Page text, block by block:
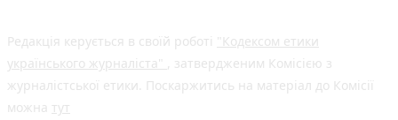
Редакція керується в своїй роботі "Кодексом етики
українського журналіста" , затвердженим Комісією з
журналістської етики. Поскаржитись на матеріал до Комісії
можна тут